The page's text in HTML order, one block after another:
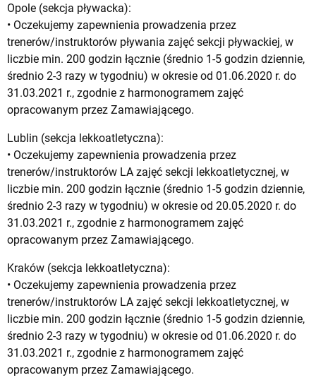
Opole (sekcja pływacka):
• Oczekujemy zapewnienia prowadzenia przez
trenerów/instruktorów pływania zajęć sekcji pływackiej, w
liczbie min. 200 godzin łącznie (średnio 1-5 godzin dziennie,
średnio 2-3 razy w tygodniu) w okresie od 01.06.2020 r. do
31.03.2021 r., zgodnie z harmonogramem zajęć
opracowanym przez Zamawiającego.
Lublin (sekcja lekkoatletyczna):
• Oczekujemy zapewnienia prowadzenia przez
trenerów/instruktorów LA zajęć sekcji lekkoatletycznej, w
liczbie min. 200 godzin łącznie (średnio 1-5 godzin dziennie,
średnio 2-3 razy w tygodniu) w okresie od 20.05.2020 r. do
31.03.2021 r., zgodnie z harmonogramem zajęć
opracowanym przez Zamawiającego.
Kraków (sekcja lekkoatletyczna):
• Oczekujemy zapewnienia prowadzenia przez
trenerów/instruktorów LA zajęć sekcji lekkoatletycznej, w
liczbie min. 200 godzin łącznie (średnio 1-5 godzin dziennie,
średnio 2-3 razy w tygodniu) w okresie od 01.06.2020 r. do
31.03.2021 r., zgodnie z harmonogramem zajęć
opracowanym przez Zamawiającego.